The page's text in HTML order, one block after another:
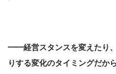
━━経営スタンスを変えたり
りする変化のタイミングだか